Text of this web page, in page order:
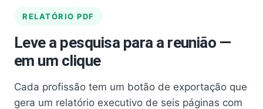
RELATÓRIO PDF
Leve a pesquisa para a reunião —
em um clique
Cada profissão tem um botão de exportação que
gera um relatório executivo de seis páginas com